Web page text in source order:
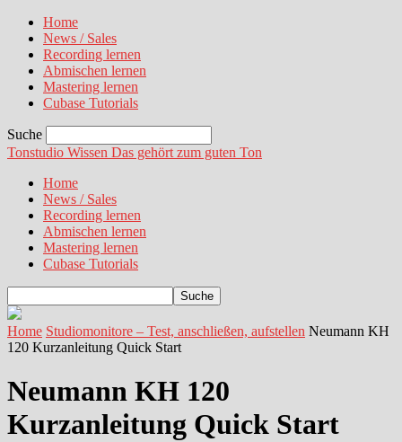
Home
News / Sales
Recording lernen
Abmischen lernen
Mastering lernen
Cubase Tutorials
Suche
Tonstudio Wissen Das gehört zum guten Ton
Home
News / Sales
Recording lernen
Abmischen lernen
Mastering lernen
Cubase Tutorials
Home Studiomonitore – Test, anschließen, aufstellen Neumann KH
120 Kurzanleitung Quick Start
Neumann KH 120
Kurzanleitung Quick Start